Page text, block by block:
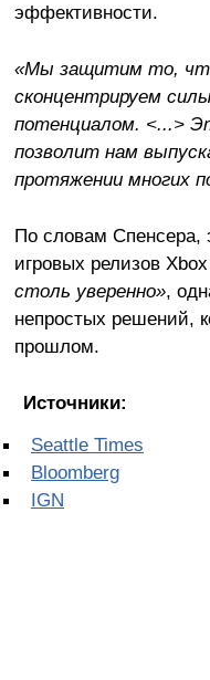
эффективности.
«Мы защитим то,
сконцентрируем
потенциалом. <...>
позволит нам
протяжении многих
По словам Спенсера,
игровых релизов Xbox
столь уверенно»,
непростых решений,
прошлом.
Источники:
Seattle Times
Bloomberg
IGN